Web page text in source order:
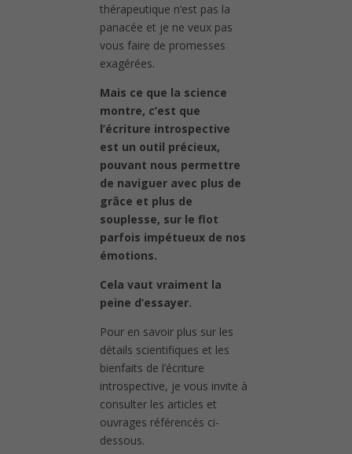
thérapeutique n’est pas la
panacée et je ne veux pas
vous faire de promesses
exagérées.
Mais ce que la science
montre, c’est que
l’écriture introspective
est un outil précieux,
pouvant nous permettre
de naviguer avec plus de
grâce et plus de
souplesse, sur le flot
parfois impétueux de nos
émotions.
Cela vaut vraiment la
peine d’essayer.
Pour en savoir plus sur les
détails scientifiques et les
bienfaits de l’écriture
introspective, je vous invite à
consulter les articles et
ouvrages référencés ci-
dessous.